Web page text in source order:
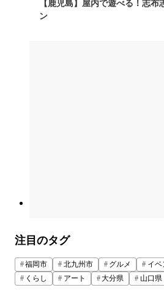
【鹿児島】屋内で遊べる！志
ン
注目のタグ
福岡市 北九州市 グルメ イベ
くらし
アート 大分県 山口県